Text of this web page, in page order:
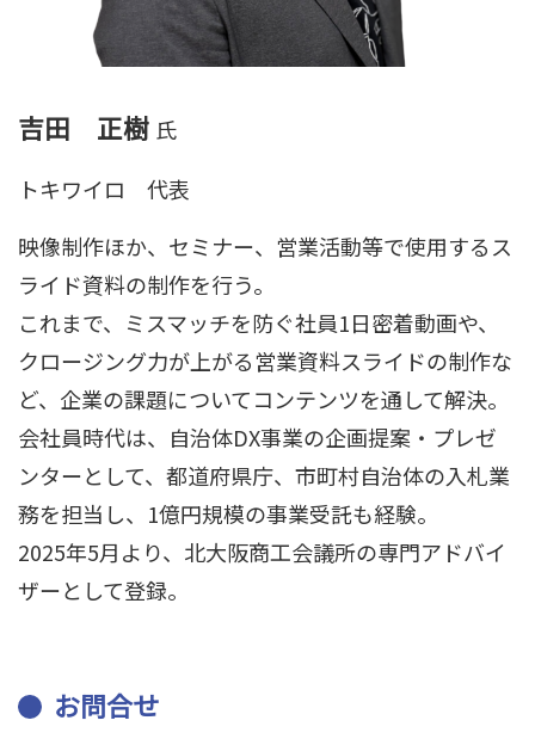
吉田 正樹 氏
トキワイロ 代表
映像制作ほか、セミナー、営業活動等で使用するス
ライド資料の制作を行う。
これまで、ミスマッチを防ぐ社員1日密着動画や、
クロージング力が上がる営業資料スライドの制作な
ど、企業の課題についてコンテンツを通して解決。
会社員時代は、自治体DX事業の企画提案・プレゼ
ンターとして、都道府県庁、市町村自治体の入札業
務を担当し、1億円規模の事業受託も経験。
2025年5月より、北大阪商工会議所の専門アドバイ
ザーとして登録。
お問合せ